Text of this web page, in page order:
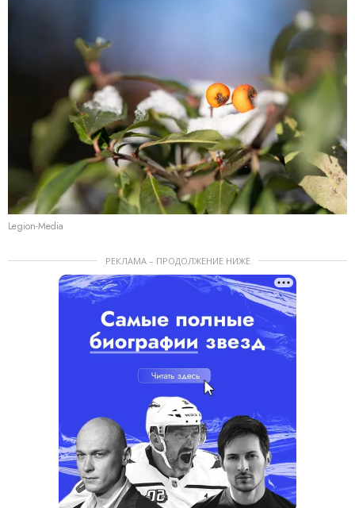
Legion-Media
РЕКЛАМА – ПРОДОЛЖЕНИЕ НИЖЕ